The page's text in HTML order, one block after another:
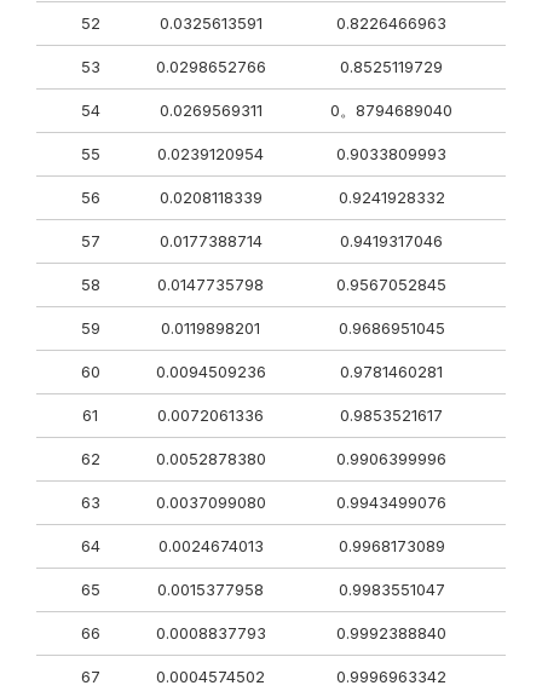
52 0.0325613591 0.8226466963
53 0.0298652766 0.8525119729
54 0.0269569311 0。8794689040
55 0.0239120954 0.9033809993
56 0.0208118339 0.9241928332
57 0.0177388714 0.9419317046
58 0.0147735798 0.9567052845
59 0.0119898201 0.9686951045
60 0.0094509236 0.9781460281
61 0.0072061336 0.9853521617
62 0.0052878380 0.9906399996
63 0.0037099080 0.9943499076
64 0.0024674013 0.9968173089
65 0.0015377958 0.9983551047
66 0.0008837793 0.9992388840
67 0.0004574502 0.9996963342